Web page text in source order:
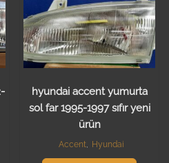
hyundai accent yumurta
sol far 1995-1997 sıfır yeni
ürün
Accent, Hyundai